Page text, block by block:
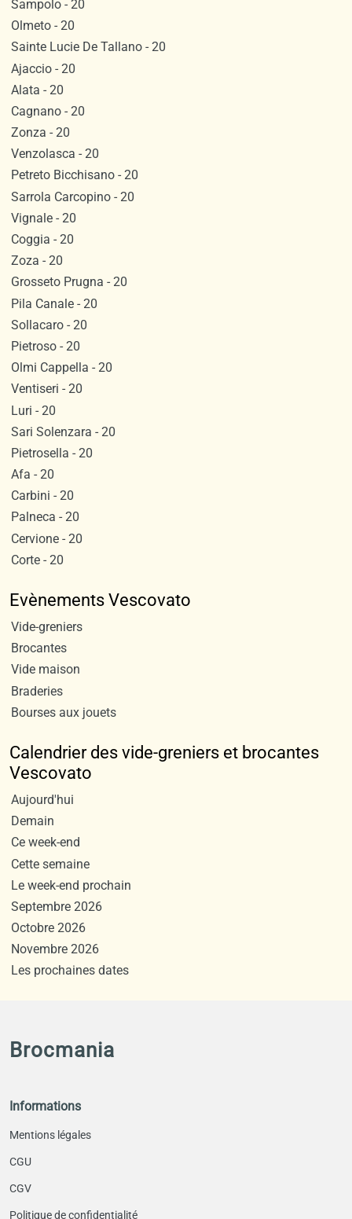
Sampolo - 20
Olmeto - 20
Sainte Lucie De Tallano - 20
Ajaccio - 20
Alata - 20
Cagnano - 20
Zonza - 20
Venzolasca - 20
Petreto Bicchisano - 20
Sarrola Carcopino - 20
Vignale - 20
Coggia - 20
Zoza - 20
Grosseto Prugna - 20
Pila Canale - 20
Sollacaro - 20
Pietroso - 20
Olmi Cappella - 20
Ventiseri - 20
Luri - 20
Sari Solenzara - 20
Pietrosella - 20
Afa - 20
Carbini - 20
Palneca - 20
Cervione - 20
Corte - 20
Evènements Vescovato
Vide-greniers
Brocantes
Vide maison
Braderies
Bourses aux jouets
Calendrier des vide-greniers et brocantes
Vescovato
Aujourd'hui
Demain
Ce week-end
Cette semaine
Le week-end prochain
Septembre 2026
Octobre 2026
Novembre 2026
Les prochaines dates
Brocmania
Informations
Mentions légales
CGU
CGV
Politique de confidentialité